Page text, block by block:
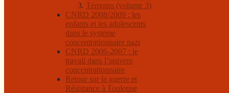
Témoins (volume 3)
CNRD 2008/2009 : les
enfants et les adolescents
dans le système
concentrationnaire nazi
CNRD 2006-2007 : le
travail dans l’univers
concentrationnaire
Retour sur la guerre et
Résistance à Toulouse